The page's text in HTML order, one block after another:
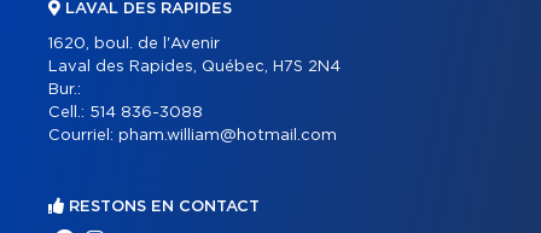
LAVAL DES RAPIDES
1620, boul. de l'Avenir
Laval des Rapides, Québec, H7S 2N4
Bur.:
Cell.: 514 836-3088
Courriel: pham.william@hotmail.com
RESTONS EN CONTACT